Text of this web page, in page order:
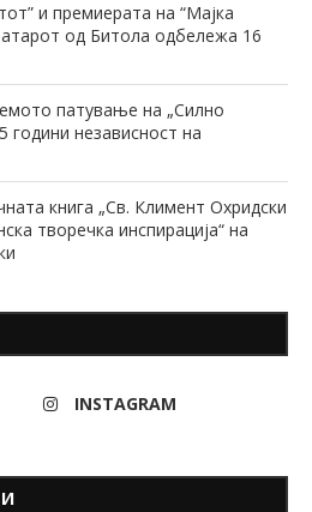
и премиерата на “Мајка
од Битола одбележа 16
патување на „Силно
години независност на
книга „Св. Климент Охридски
творечка инспирација“ на
INSTAGRAM